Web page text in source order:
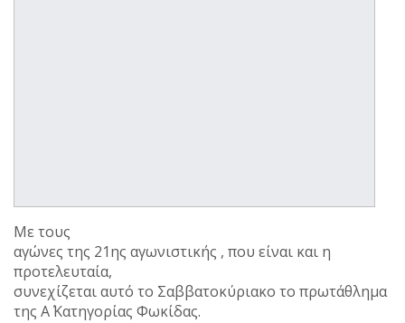
Με τους
αγώνες της 21ης αγωνιστικής , που είναι και η
προτελευταία,
συνεχίζεται αυτό το Σαββατοκύριακο το πρωτάθλημα
της Α΄ Κατηγορίας Φωκίδας.